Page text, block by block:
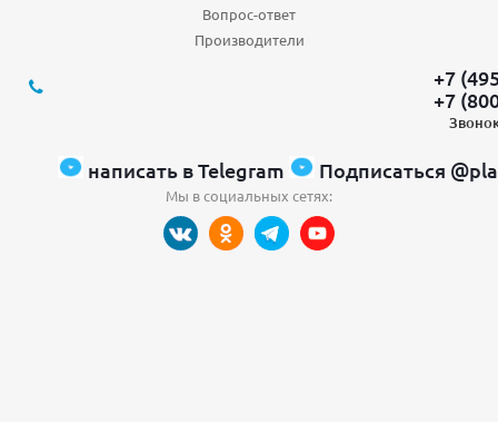
Вопрос-ответ
Производители
+7
+7
написать в Telegram Подписаться
Мы в социальных сетях: